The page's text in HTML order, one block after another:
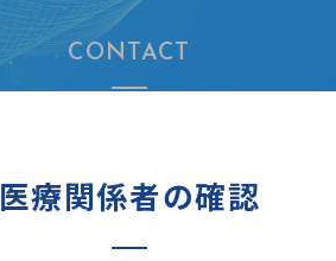
CONTACT
医療関係者の確認